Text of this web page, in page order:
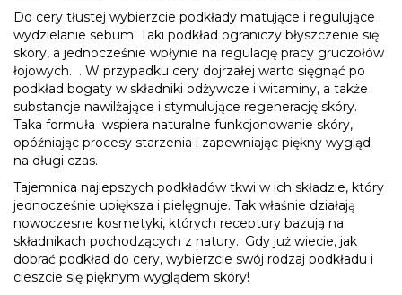
Do cery tłustej wybierzcie podkłady matujące i regulujące
wydzielanie sebum. Taki podkład ograniczy błyszczenie się
skóry, a jednocześnie wpłynie na regulację pracy gruczołów
łojowych. . W przypadku cery dojrzałej warto sięgnąć po
podkład bogaty w składniki odżywcze i witaminy, a także
substancje nawilżające i stymulujące regenerację skóry.
Taka formuła wspiera naturalne funkcjonowanie skóry,
opóźniając procesy starzenia i zapewniając piękny wygląd
na długi czas.
Tajemnica najlepszych podkładów tkwi w ich składzie, który
jednocześnie upiększa i pielęgnuje. Tak właśnie działają
nowoczesne kosmetyki, których receptury bazują na
składnikach pochodzących z natury.. Gdy już wiecie, jak
dobrać podkład do cery, wybierzcie swój rodzaj podkładu i
cieszcie się pięknym wyglądem skóry!